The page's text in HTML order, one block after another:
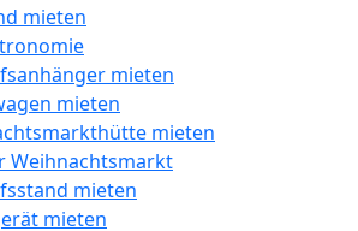
mieten
mieten
mieten
mieten
Weihnachtsmarkt
mieten
mieten